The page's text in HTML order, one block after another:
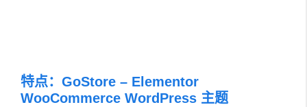
特点：GoStore – Elementor
WooCommerce WordPress 主题